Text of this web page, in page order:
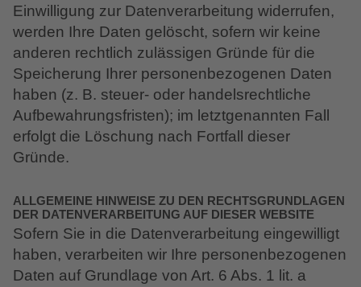
Einwilligung zur Datenverarbeitung widerrufen,
werden Ihre Daten gelöscht, sofern wir keine
anderen rechtlich zulässigen Gründe für die
Speicherung Ihrer personenbezogenen Daten
haben (z. B. steuer- oder handelsrechtliche
Aufbewahrungsfristen); im letztgenannten Fall
erfolgt die Löschung nach Fortfall dieser
Gründe.
ALLGEMEINE HINWEISE ZU DEN RECHTSGRUNDLAGEN
DER DATENVERARBEITUNG AUF DIESER WEBSITE
Sofern Sie in die Datenverarbeitung eingewilligt
haben, verarbeiten wir Ihre personenbezogenen
Daten auf Grundlage von Art. 6 Abs. 1 lit. a